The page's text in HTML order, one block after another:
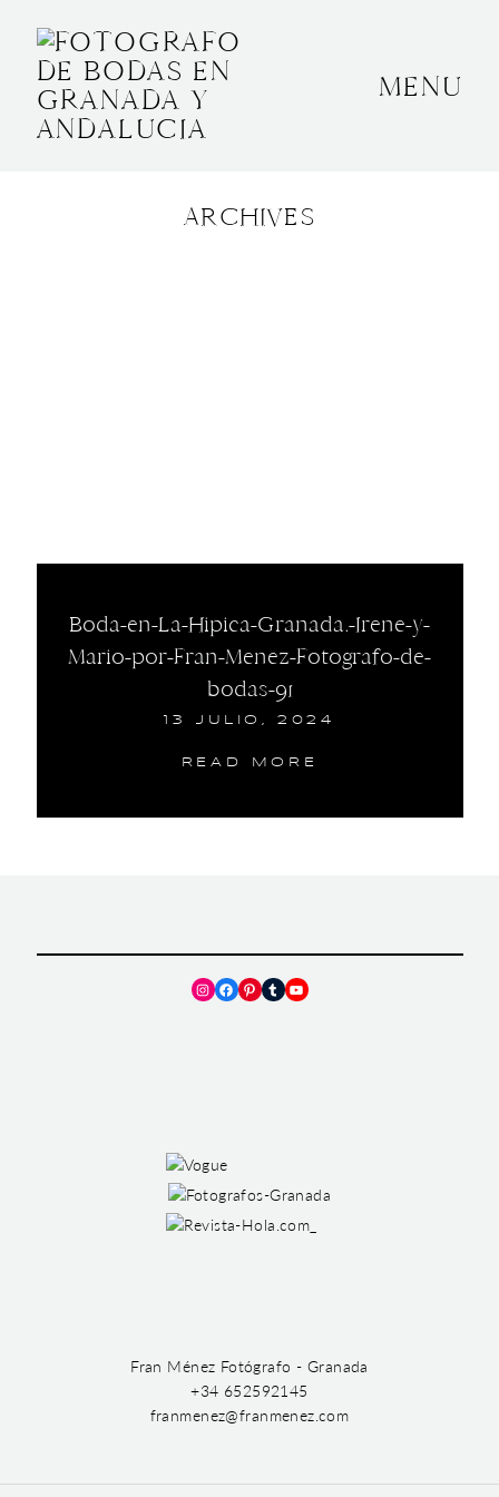
MENU
ARCHIVES
Boda-en-La-Hipica-Granada.-Irene-y-
Mario-por-Fran-Menez-Fotografo-de-
bodas-91
13 JULIO, 2024
READ MORE
BODAS
Instagram
Facebook
Pinterest
TumblrYouTube
Fran Ménez Fotógrafo - Granada
+34 652592145
franmenez@franmenez.com